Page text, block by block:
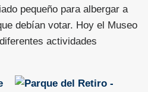
pequeño para albergar a
debían votar. Hoy el Museo
actividades